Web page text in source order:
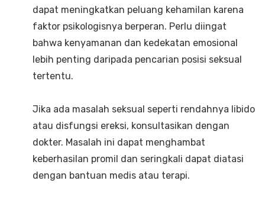
dapat meningkatkan peluang kehamilan karena
faktor psikologisnya berperan. Perlu diingat
bahwa kenyamanan dan kedekatan emosional
lebih penting daripada pencarian posisi seksual
tertentu.
Jika ada masalah seksual seperti rendahnya libido
atau disfungsi ereksi, konsultasikan dengan
dokter. Masalah ini dapat menghambat
keberhasilan promil dan seringkali dapat diatasi
dengan bantuan medis atau terapi.